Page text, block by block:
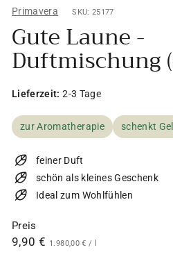
Primavera SKU: 25177
Gute Laune -
Duftmischung
Lieferzeit: 2-3 Tage
zur Aromatherapie schenkt
feiner Duft
schön als kleines Geschenk
Ideal zum Wohlfühlen
Preis
Normaler
9,90 € 9,90
1.980,00 € 1.980,00
/